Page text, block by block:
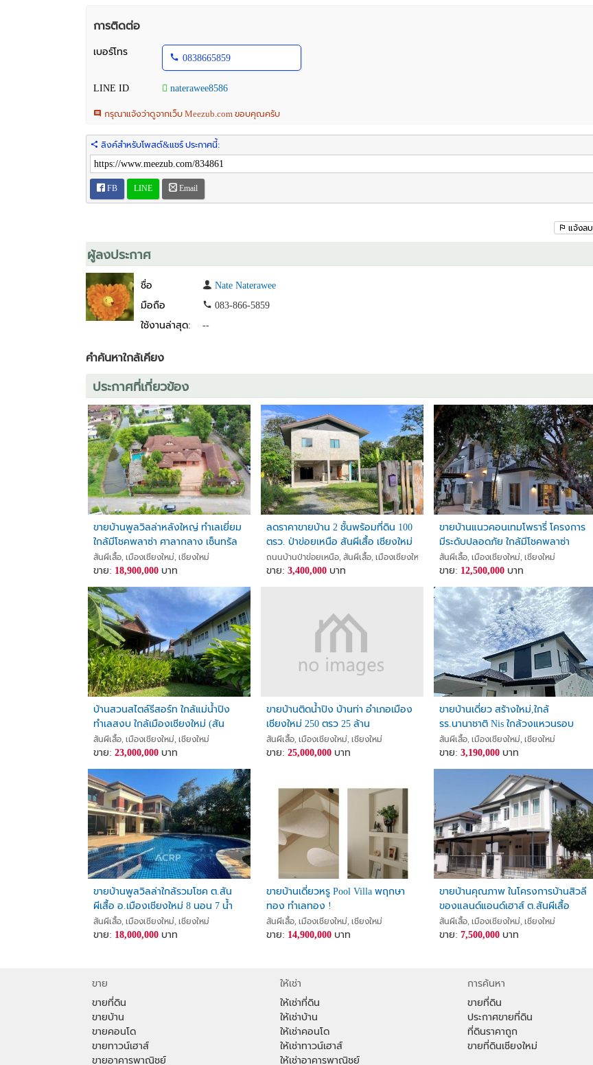
การติดต่อ
เบอร์โทร
0838665859
LINE ID naterawee8586
กรุณาแจ้งว่าดูจากเว็บ Meezub.com ขอบคุณครับ
ลิงค์สำหรับโพสต์&แชร์ ประกาศนี้:
FB LINE Email
แจ้งลบ
ผู้ลงประกาศ
ชื่อ
Nate Naterawee
มือถือ
083-866-5859
ใช้งานล่าสุด:
--
คำค้นหาใกล้เคียง
ประกาศที่เกี่ยวข้อง
ขายบ้านพูลวิลล่าหลังใหญ่ ทำเลเยี่ยม
ใกล้มีโชคพลาซ่า ศาลากลาง เซ็นทรัล
เฟสติวัล และตัวเมืองเชียงใหม่
สันผีเสื้อ, เมืองเชียงใหม่, เชียงใหม่
ขาย: 18,900,000บาท
ลดราคาขายบ้าน 2 ชั้นพร้อมที่ดิน 100
ตรว. ป่าข่อยเหนือ สันผีเสื้อ เชียงใหม่
ถนนบ้านป่าข่อยเหนือ, สันผีเสื้อ, เมืองเชียงใหม่, เชียงใหม่
ขาย:3,400,000 บาท
ขายบ้านแนวคอนเทมโพรารี่ โครงการ
มีระดับปลอดภัย ใกล้มีโชคพลาซ่า
สันผีเสื้อ, เมืองเชียงใหม่, เชียงใหม่
ขาย: 12,500,000 บาท
บ้านสวนสไตล์รีสอร์ท ใกล้แม่น้ำปิง
ทำเลสงบ ใกล้เมืองเชียงใหม่ (สัน
ผีเสื้อ)
สันผีเสื้อ, เมืองเชียงใหม่, เชียงใหม่
ขาย: 23,000,000บาท
ขายบ้านติดน้ำปิง บ้านท่า อำเภอเมือง
เชียงใหม่ 250 ตรว 25 ล้าน
สันผีเสื้อ, เมืองเชียงใหม่, เชียงใหม่
ขาย:25,000,000 บาท
ขายบ้านเดี่ยว สร้างใหม่,ใกล้
รร.นานาชาติ Nis ใกล้วงแหวนรอบ
สอง
สันผีเสื้อ, เมืองเชียงใหม่, เชียงใหม่
ขาย:3,190,000 บาท
ขายบ้านพูลวิลล่าใกล้รวมโชค ต.สัน
ผีเสื้อ อ.เมืองเชียงใหม่ 8 นอน 7 น้ำ
สันผีเสื้อ, เมืองเชียงใหม่, เชียงใหม่
ขาย: 18,000,000บาท
ขายบ้านเดี่ยวหรู Pool Villa พฤกษา
ทอง ทำเลทอง !
สันผีเสื้อ, เมืองเชียงใหม่, เชียงใหม่
ขาย: 14,900,000 บาท
ขายบ้านคุณภาพ ในโครงการบ้านสิวลี
ของแลนด์แอนด์เฮาส์ ต.สันผีเสื้อ
จ.เชียงใหม่
สันผีเสื้อ, เมืองเชียงใหม่, เชียงใหม่
ขาย:7,500,000 บาท
ขาย
ขายที่ดิน
ขายบ้าน
ขายคอนโด
ขายทาวน์เฮาส์
ขายอาคารพาณิชย์
ให้เช่า
ให้เช่าที่ดิน
ให้เช่าบ้าน
ให้เช่าคอนโด
ให้เช่าทาวน์เฮาส์
ให้เช่าอาคารพาณิชย์
การค้นหา
ขายที่ดิน
ประกาศขายที่ดิน
ที่ดินราคาถูก
ขายที่ดินเชียงใหม่